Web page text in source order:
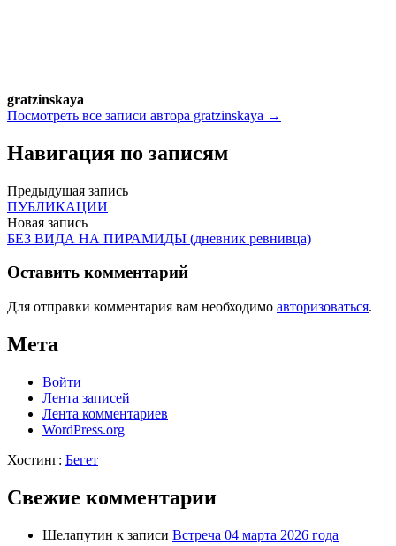
gratzinskaya
Посмотреть все записи автора gratzinskaya →
Навигация по записям
Предыдущая запись
ПУБЛИКАЦИИ
Новая запись
БЕЗ ВИДА НА ПИРАМИДЫ (дневник ревнивца)
Оставить комментарий
Для отправки комментария вам необходимо авторизоваться.
Мета
Войти
Лента записей
Лента комментариев
WordPress.org
Хостинг: Бегет
Свежие комментарии
Шелапутин к записи Встреча 04 марта 2026 года